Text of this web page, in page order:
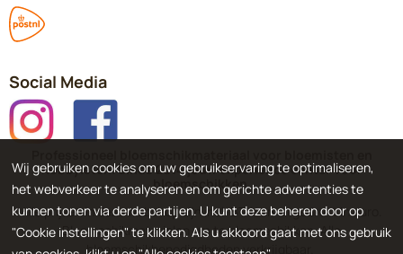
Social Media
hobbyisten. Sinds 2014 jouw experience center voor
bloemschikken.
Alle prijzen in deze webshop zijn incl. BTW en uitgedrukt in euro.
Bloemschikmaterialen om te bloemschikken. Alle
bloemschikbenodigdheden verkrijgbaar.
Wij gebruiken cookies om uw gebruikservaring te optimaliseren,
het webverkeer te analyseren en om gerichte advertenties te
kunnen tonen via derde partijen. U kunt deze beheren door op
"Cookie instellingen" te klikken. Als u akkoord gaat met ons gebruik